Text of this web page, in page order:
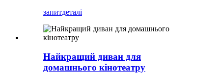
запитдеталі
Найкращий диван для
домашнього кінотеатру